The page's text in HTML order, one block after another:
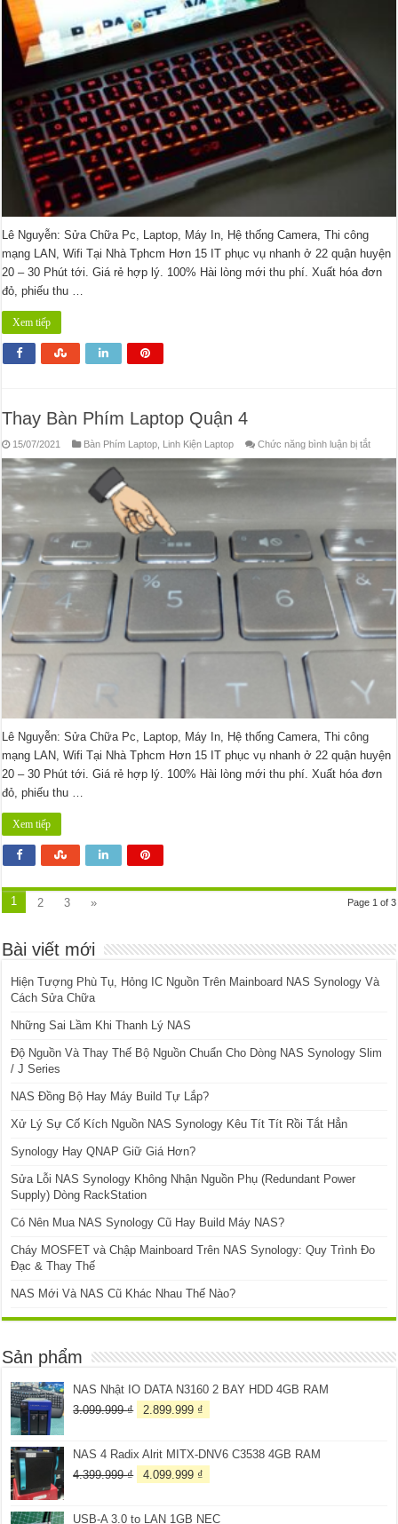
Lê Nguyễn: Sửa Chữa Pc, Laptop, Máy In, Hệ thống Camera, Thi công
mạng LAN, Wifi Tại Nhà Tphcm Hơn 15 IT phục vụ nhanh ở 22 quận huyện
20 – 30 Phút tới. Giá rẻ hợp lý. 100% Hài lòng mới thu phí. Xuất hóa đơn
đỏ, phiếu thu …
Xem tiếp
Thay Bàn Phím Laptop Quận 4
15/07/2021 Bàn Phím Laptop Linh Kiện Laptop Chức năng bình luận bị tắtở
Lê Nguyễn: Sửa Chữa Pc, Laptop, Máy In, Hệ thống Camera, Thi công
mạng LAN, Wifi Tại Nhà Tphcm Hơn 15 IT phục vụ nhanh ở 22 quận huyện
20 – 30 Phút tới. Giá rẻ hợp lý. 100% Hài lòng mới thu phí. Xuất hóa đơn
đỏ, phiếu thu …
Xem tiếp
Page 1 of 3
1 2 3 »
Bài viết mới
Hiện Tượng Phù Tụ, Hỏng IC Nguồn Trên Mainboard NAS Synology Và
Cách Sửa Chữa
Những Sai Lầm Khi Thanh Lý NAS
Độ Nguồn Và Thay Thế Bộ Nguồn Chuẩn Cho Dòng NAS Synology Slim
/ J Series
NAS Đồng Bộ Hay Máy Build Tự Lắp?
Xử Lý Sự Cố Kích Nguồn NAS Synology Kêu Tít Tít Rồi Tắt Hẳn
Synology Hay QNAP Giữ Giá Hơn?
Sửa Lỗi NAS Synology Không Nhận Nguồn Phụ (Redundant Power
Supply) Dòng RackStation
Có Nên Mua NAS Synology Cũ Hay Build Máy NAS?
Cháy MOSFET và Chập Mainboard Trên NAS Synology: Quy Trình Đo
Đạc & Thay Thế
NAS Mới Và NAS Cũ Khác Nhau Thế Nào?
Sản phẩm
NAS Nhật IO DATA N3160 2 BAY HDD 4GB RAM
3.099.999₫
Giá
3.099.999 ₫.
2.899.999 ₫
là:
NAS 4 Radix Alrit MITX-DNV6 C3538 4GB RAM
4.399.999₫
Giá
4.099.999 ₫
USB-A 3.0 to LAN 1GB NEC